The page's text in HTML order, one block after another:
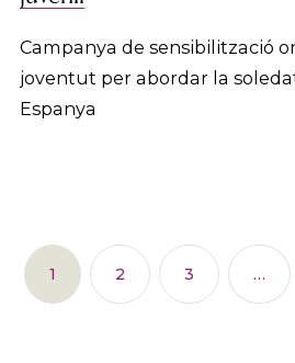
Campanya de sensibilització
joventut per abordar la
Espanya
1 2 3 …